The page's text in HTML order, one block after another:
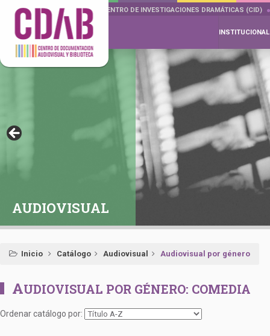
DOCUMENTA DRAMÁTICAS CENTRO DE INVESTIGACIONES DRAMÁTICAS (CID)
INSTITUCIONAL
AUDIOVISUAL
Inicio Catálogo Audiovisual Audiovisual por género
AUDIOVISUAL POR GÉNERO: COMEDIA
Ordenar catálogo por: